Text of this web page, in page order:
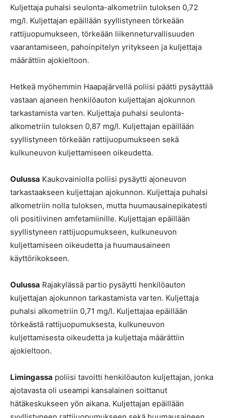
Kuljettaja puhalsi seulonta-alkometriin tuloksen 0,72
mg/l. Kuljettajan epäillään syyllistyneen törkeään
rattijuopumukseen, törkeään liikenneturvallisuuden
vaarantamiseen, pahoinpitelyn yritykseen ja kuljettaja
määrättiin ajokieltoon.
Hetkeä myöhemmin Haapajärvellä poliisi päätti pysäyttää
vastaan ajaneen henkilöauton kuljettajan ajokunnon
tarkastamista varten. Kuljettaja puhalsi seulonta-
alkometriin tuloksen 0,87 mg/l. Kuljettajan epäillään
syyllistyneen törkeään rattijuopumukseen sekä
kulkuneuvon kuljettamiseen oikeudetta.
Oulussa Kaukovainiolla poliisi pysäytti ajoneuvon
tarkastaakseen kuljettajan ajokunnon. Kuljettaja puhalsi
alkometriin nolla tuloksen, mutta huumausainepikatesti
oli positiivinen amfetamiinille. Kuljettajan epäillään
syyllistyneen rattijuopumukseen, kulkuneuvon
kuljettamiseen oikeudetta ja huumausaineen
käyttörikokseen.
Oulussa Rajakylässä partio pysäytti henkilöauton
kuljettajan ajokunnon tarkastamista varten. Kuljettaja
puhalsi alkometriin 0,71 mg/l. Kuljettajaa epäillään
törkeästä rattijuopumuksesta, kulkuneuvon
kuljettamisesta oikeudetta ja kuljettaja määrättiin
ajokieltoon.
Limingassa poliisi tavoitti henkilöauton kuljettajan, jonka
ajotavasta oli useampi kansalainen soittanut
hätäkeskukseen yön aikana. Kuljettajan epäillään